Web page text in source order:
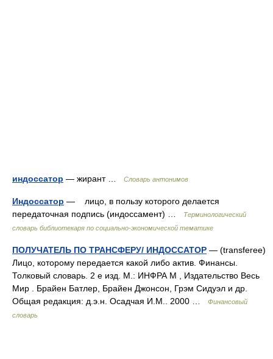
индоссатор — жирант … Словарь антонимов
Индоссатор — лицо, в пользу которого делается
передаточная подпись (индоссамент) …
Терминологический
словарь библиотекаря по социально-экономической тематике
ПОЛУЧАТЕЛЬ ПО ТРАНСФЕРУ/ ИНДОССАТОР — (transferee)
Лицо, которому передается какой либо актив. Финансы.
Толковый словарь. 2 е изд. М.: ИНФРА М , Издательство Весь
Мир . Брайен Батлер, Брайен Джонсон, Грэм Сидуэл и др.
Общая редакция: д.э.н. Осадчая И.М.. 2000 …
Финансовый
словарь